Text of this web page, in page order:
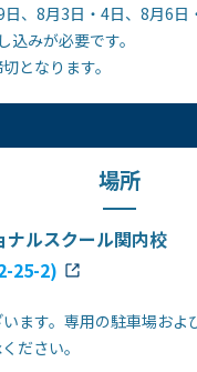
、8月3日・4日、8月6日
みが必要です。
となります。
場所
ナルスクール関内校
25-2)
ます。専用の駐車場およ
ださい。